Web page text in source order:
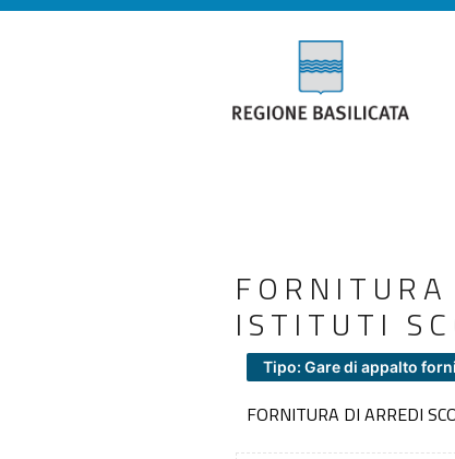
ISTITUTI
Tipo: Gare di appalto
FORNITURA DI ARREDI